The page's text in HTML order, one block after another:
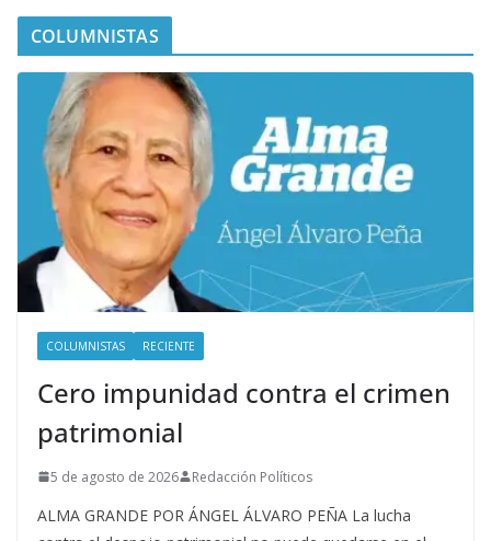
COLUMNISTAS
COLUMNISTAS RECIENTE
Cero impunidad contra el crimen
patrimonial
5 de agosto de 2026 Redacción Políticos
ALMA GRANDE POR ÁNGEL ÁLVARO PEÑA La lucha